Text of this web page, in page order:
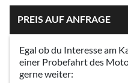
PREIS AUF ANFRAGE
Egal ob du Interesse am
einer Probefahrt des
gerne weiter: